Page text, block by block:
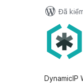
Đã
DynamicIP